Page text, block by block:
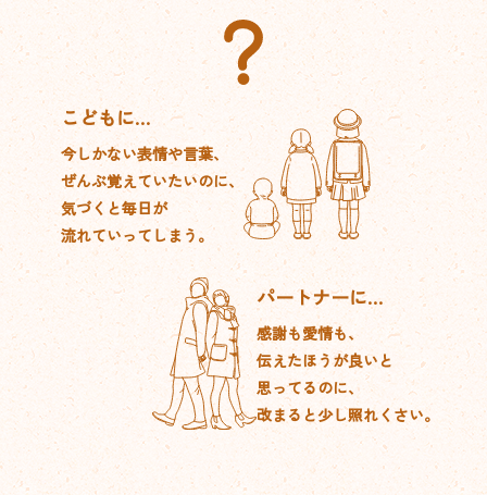
こどもに…
今しかない表情や言葉、
ぜんぶ覚えていたいのに、
気づくと毎日が
流れていってしまう。
パートナーに…
感謝も愛情も、
伝えたほうが良いと
思ってるのに、
改まると少し照れくさい。